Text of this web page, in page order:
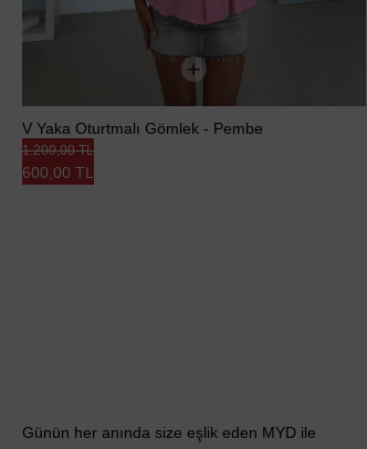
V Yaka Oturtmalı Gömlek - Pembe
600,00 TL
1.200,00 TL
Günün her anında size eşlik eden MYD ile